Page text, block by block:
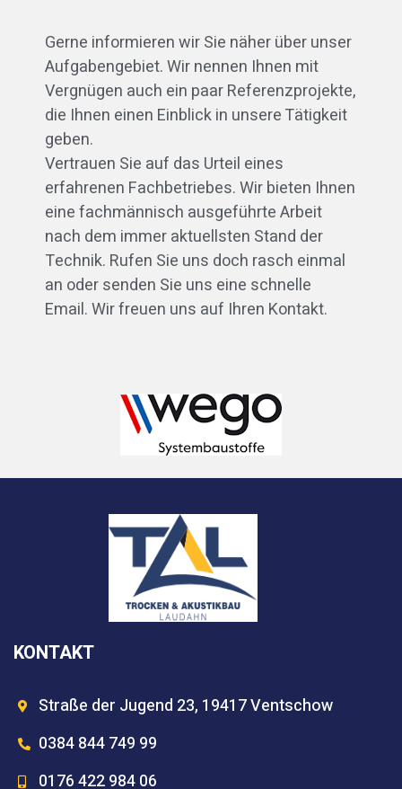
Gerne informieren wir Sie näher über unser
Aufgabengebiet. Wir nennen Ihnen mit
Vergnügen auch ein paar Referenzprojekte,
die Ihnen einen Einblick in unsere Tätigkeit
geben.
Vertrauen Sie auf das Urteil eines
erfahrenen Fachbetriebes. Wir bieten Ihnen
eine fachmännisch ausgeführte Arbeit
nach dem immer aktuellsten Stand der
Technik. Rufen Sie uns doch rasch einmal
an oder senden Sie uns eine schnelle
Email. Wir freuen uns auf Ihren Kontakt.
KONTAKT
Straße der Jugend 23, 19417 Ventschow
0384 844 749 99
0176 422 984 06